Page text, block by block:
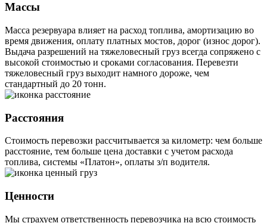
Массы
Масса резервуара влияет на расход топлива, амортизацию во
время движения, оплату платных мостов, дорог (износ дорог).
Выдача разрешений на тяжеловесный груз всегда сопряжено с
высокой стоимостью и сроками согласования. Перевезти
тяжеловесный груз выходит намного дороже, чем
стандартный до 20 тонн.
Расстояния
Стоимость перевозки рассчитывается за километр: чем больше
расстояние, тем больше цена доставки с учетом расхода
топлива, системы «Платон», оплаты з/п водителя.
Ценности
Мы страхуем ответственность перевозчика на всю стоимость